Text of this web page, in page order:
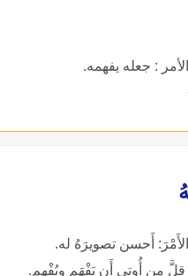
: جعله يفهمه.
الأَمْرَ: أَحسن تصويرَهُ له.
قلَّ من أُوتي أَن يَفْهَم ويُفْهِم.